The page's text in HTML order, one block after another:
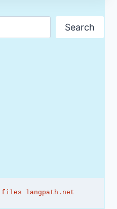
Search
files langpath.net